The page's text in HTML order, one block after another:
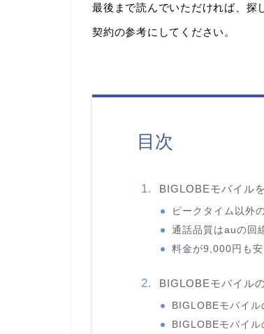
最後まで読んでいただければ、探
契約の参考にしてください。
目次
BIGLOBEモバイル
ピークタイム以外
通話品質はauの回
料金が9,000円も
BIGLOBEモバイル
BIGLOBEモバイル
BIGLOBEモバイル